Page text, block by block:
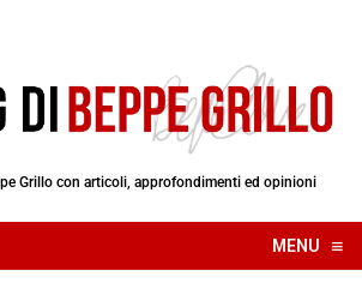
Grillo con articoli, approfondimenti ed opinioni
MENU ≡
☰